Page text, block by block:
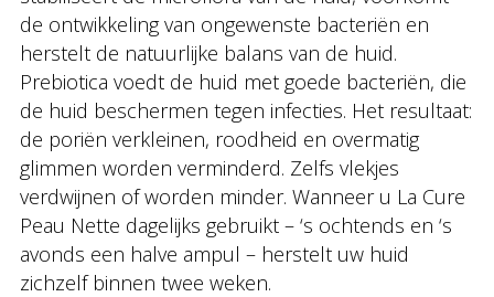
de ontwikkeling van ongewenste bacteriën en
herstelt de natuurlijke balans van de huid.
Prebiotica voedt de huid met goede bacteriën, die
de huid beschermen tegen infecties. Het resultaat:
de poriën verkleinen, roodheid en overmatig
glimmen worden verminderd. Zelfs vlekjes
verdwijnen of worden minder. Wanneer u La Cure
Peau Nette dagelijks gebruikt – ‘s ochtends en ‘s
avonds een halve ampul – herstelt uw huid
zichzelf binnen twee weken.